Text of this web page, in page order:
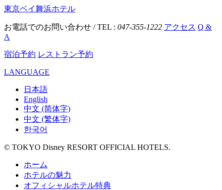
東京ベイ舞浜ホテル
お電話でのお問い合わせ / TEL : 047-355-1222 アクセス Q &
A
宿泊予約 レストラン予約
LANGUAGE
日本語
English
中文 (简体字)
中文 (繁体字)
한국어
© TOKYO Disney RESORT OFFICIAL HOTELS.
ホーム
ホテルの魅力
オフィシャルホテル特典